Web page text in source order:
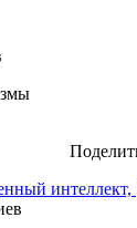
интеллект,